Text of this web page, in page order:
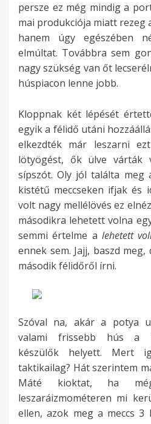
persze ez még mindig a
mai produkciója miatt rezeg
hanem úgy egészében
elmúltat. Továbbra sem
nagy szükség van őt
húspiacon lenne jobb.
Kloppnak két lépését
egyik a félidő utáni
elkezdték már leszarni
lötyögést, ők ülve várták
sípszót. Oly jól találta meg
kistétű meccseken ifjak és
volt nagy mellélövés ez
másodikra lehetett volna
semmi értelme a lehetett
ennek sem. Jajj, baszd
második félidőről írni.
Szóval na, akár a potya
valami frissebb hús a
készülők helyett. Mert
taktikailag? Hát szerintem
Máté kioktat, ha
leszaráizmométeren mi
ellen, azok meg a meccs 3